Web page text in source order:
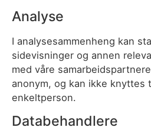
Analyse
I analysesammenheng kan
sidevisninger og annen
med våre
anonym, og kan ikke knyttes
enkeltperson.
Databehandlere